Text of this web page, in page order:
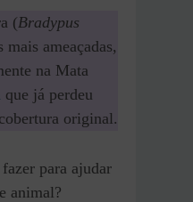
( Bradypus
mais ameaçadas,
na Mata
que já perdeu
original.
para ajudar
animal?